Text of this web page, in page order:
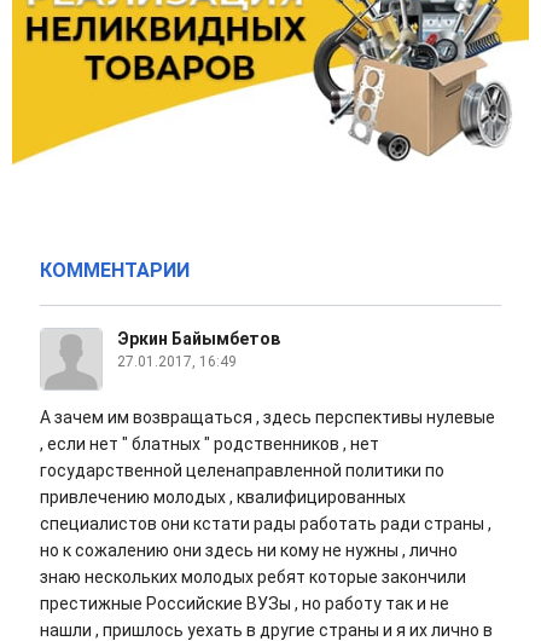
КОММЕНТАРИИ
Эркин Байымбетов
27.01.2017, 16:49
А зачем им возвращаться , здесь перспективы нулевые
, если нет " блатных " родственников , нет
государственной целенаправленной политики по
привлечению молодых , квалифицированных
специалистов они кстати рады работать ради страны ,
но к сожалению они здесь ни кому не нужны , лично
знаю нескольких молодых ребят которые закончили
престижные Российские ВУЗы , но работу так и не
нашли , пришлось уехать в другие страны и я их лично в